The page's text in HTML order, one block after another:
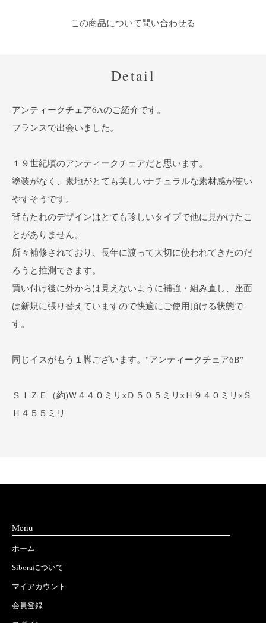
この商品について問い合わせる
Detail
アンティークチェア6Aのご紹介です。
フランスで出会いました。
１９世紀頃のアンティークチェアだと思います。
塗装がなく、素地がとても美しいナチュラルな素材感が使い
やすそうです。
背もたれのデザインはとても珍しいタイプで他に見かけたこ
とがありません。
所々補修されており、長年に渡って大切に使われてきたのだ
ろうと推測できます。
買い付け後に外からは見えないように補強・組み直し、座面
は新規に張り替えていますので快適にご使用頂ける状態で
す。
同じイスがもう１脚ございます。 "アンティークチェア6B"
ＳＩＺＥ（約)Ｗ４４０ミリ×Ｄ５０５ミリ×Ｈ９４０ミリ×Ｓ
Ｈ４５５ミリ
Menu
ホーム
Siboraについて
マイアカウント
会員登録